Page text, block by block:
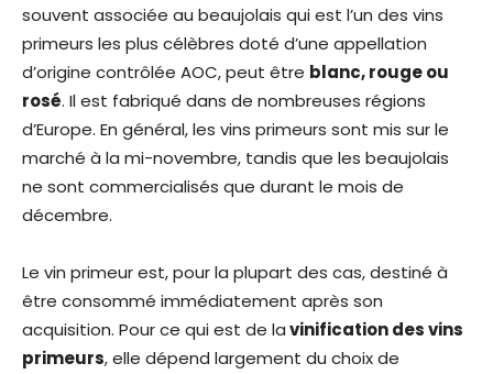
souvent associée au beaujolais qui est l’un des vins
primeurs les plus célèbres doté d’une appellation
d’origine contrôlée AOC, peut être blanc, rouge ou
rosé. Il est fabriqué dans de nombreuses régions
d’Europe. En général, les vins primeurs sont mis sur le
marché à la mi-novembre, tandis que les beaujolais
ne sont commercialisés que durant le mois de
décembre.
Le vin primeur est, pour la plupart des cas, destiné à
être consommé immédiatement après son
acquisition. Pour ce qui est de lavinification des vins
primeurs, elle dépend largement du choix de